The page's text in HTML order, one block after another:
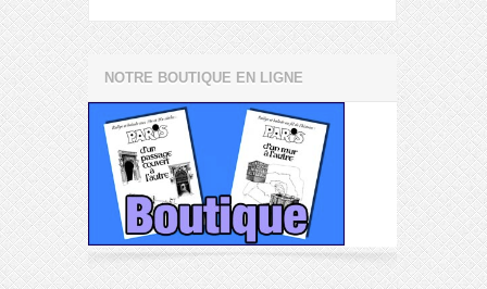
NOTRE BOUTIQUE EN LIGNE